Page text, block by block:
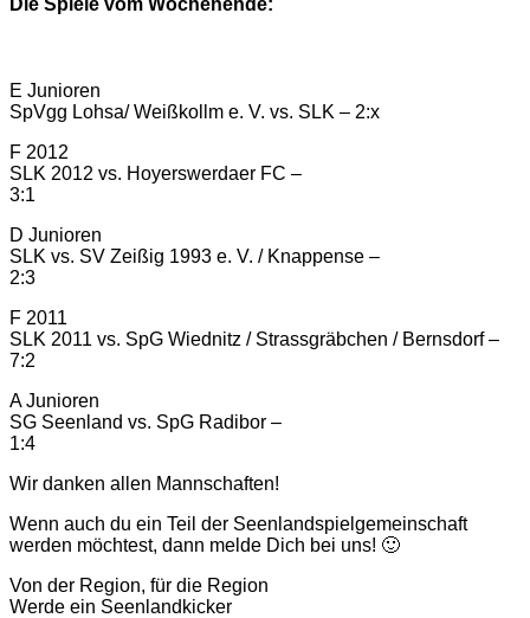
E Junioren
SpVgg Lohsa/ Weißkollm e. V. vs. SLK – 2:x
F 2012
SLK 2012 vs. Hoyerswerdaer FC –
3:1
D Junioren
SLK vs. SV Zeißig 1993 e. V. / Knappense –
2:3
F 2011
SLK 2011 vs. SpG Wiednitz / Strassgräbchen / Bernsdorf –
7:2
A Junioren
SG Seenland vs. SpG Radibor –
1:4
Wir danken allen Mannschaften!
Wenn auch du ein Teil der Seenlandspielgemeinschaft
werden möchtest, dann melde Dich bei uns! 🙂
Von der Region, für die Region
Werde ein Seenlandkicker